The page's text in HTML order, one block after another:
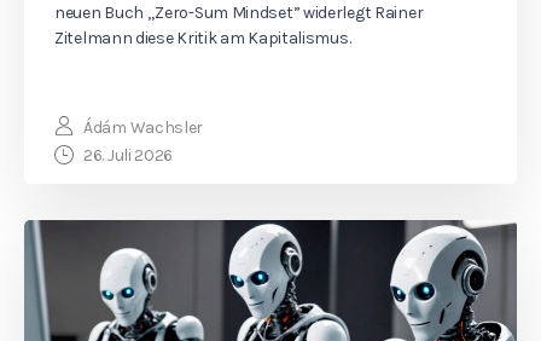
neuen Buch „Zero-Sum Mindset” widerlegt Rainer
Zitelmann diese Kritik am Kapitalismus.
Ádám Wachsler
26. Juli 2026